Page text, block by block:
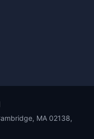
MA 02138,